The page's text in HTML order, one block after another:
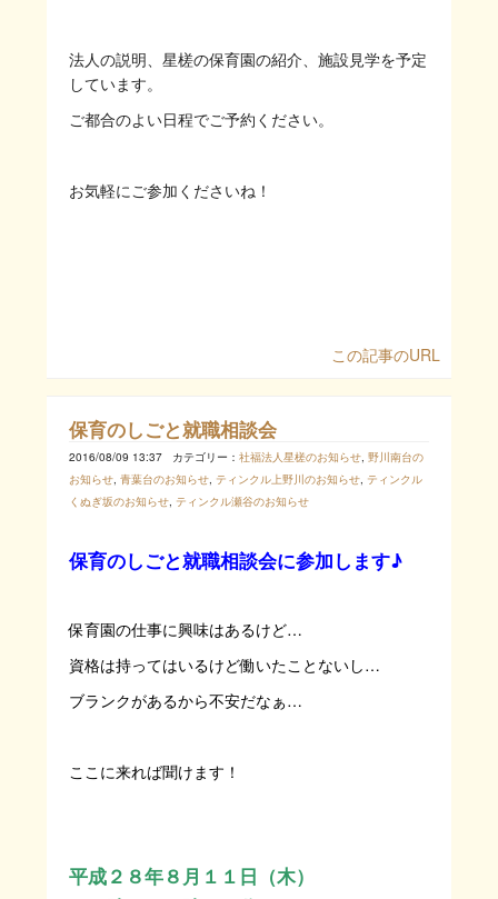
法人の説明、星槎の保育園の紹介、施設見学を予定
しています。
ご都合のよい日程でご予約ください。
お気軽にご参加くださいね！
この記事のURL
保育のしごと就職相談会
2016/08/09 13:37 カテゴリー： 社福法人星槎のお知らせ, 野川南台の
お知らせ, 青葉台のお知らせ, ティンクル上野川のお知らせ, ティンクル
くぬぎ坂のお知らせ, ティンクル瀬谷のお知らせ
保育のしごと就職相談会に参加します♪
保育園の仕事に興味はあるけど…
資格は持ってはいるけど働いたことないし…
ブランクがあるから不安だなぁ…
ここに来れば聞けます！
平成２８年８月１１日（木）